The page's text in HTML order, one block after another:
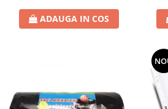
ADAUGA IN COS